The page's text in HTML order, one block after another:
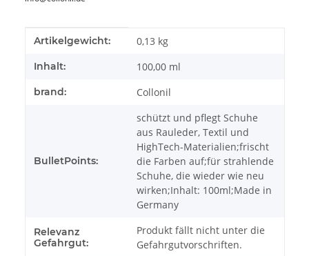
Produkteigenschaft
Wert
Artikelgewicht: 0,13 kg
Inhalt: 100,00 ml
brand: Collonil
BulletPoints:
schützt und pflegt Schuhe
aus Rauleder, Textil und
HighTech-Materialien;frischt
die Farben auf;für strahlende
Schuhe, die wieder wie neu
wirken;Inhalt: 100ml;Made in
Germany
Relevanz
Gefahrgut:
Produkt fällt nicht unter die
Gefahrgutvorschriften.